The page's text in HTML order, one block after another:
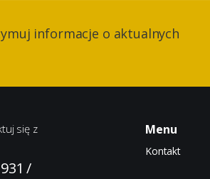
informacje o aktualnych
się z
/
Menu
Kontakt